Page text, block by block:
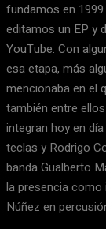
fundamos en
editamos un EP y
YouTube. Con
esa etapa, más
mencionaba en el
también entre
integran hoy en
teclas y Rodrigo
banda Gualberto
la presencia como
Núñez en